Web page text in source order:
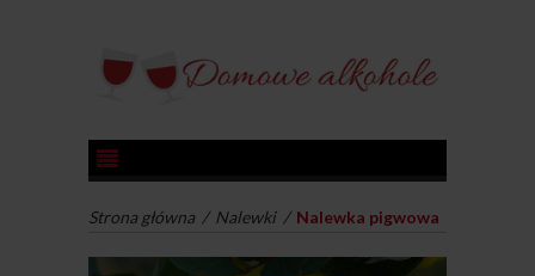
Strona główna / Nalewki / Nalewka pigwowa